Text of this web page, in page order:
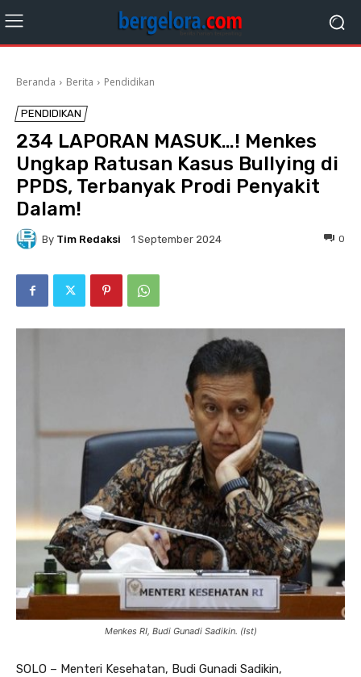
Beranda Berita Pendidikan
PENDIDIKAN
234 LAPORAN MASUK…! Menkes
Ungkap Ratusan Kasus Bullying di
PPDS, Terbanyak Prodi Penyakit
Dalam!
By Tim Redaksi 1 September 2024 0
Menkes RI, Budi Gunadi Sadikin. (Ist)
SOLO – Menteri Kesehatan, Budi Gunadi Sadikin,